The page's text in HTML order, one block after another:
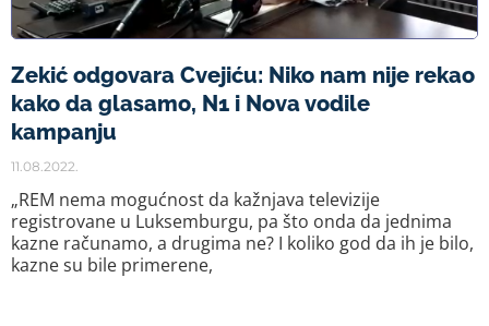
Zekić odgovara Cvejiću: Niko nam nije rekao
kako da glasamo, N1 i Nova vodile
kampanju
11.08.2022.
„REM nema mogućnost da kažnjava televizije
registrovane u Luksemburgu, pa što onda da jednima
kazne računamo, a drugima ne? I koliko god da ih je bilo,
kazne su bile primerene,